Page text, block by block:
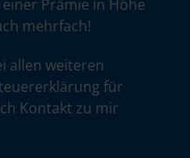
Prämie in Höhe
mehrfach!
allen weiteren
für
Kontakt zu mir